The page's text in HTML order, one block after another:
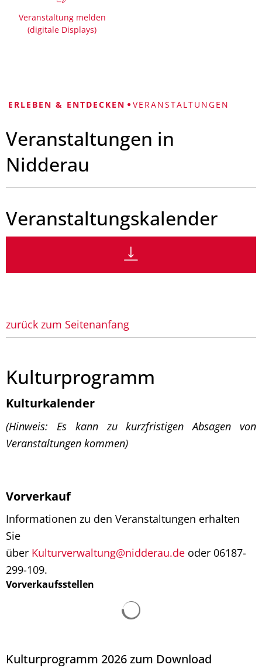
Veranstaltung melden
(digitale Displays)
ERLEBEN & ENTDECKEN VERANSTALTUNGEN
Veranstaltungen in
Nidderau
Veranstaltungskalender
zurück zum Seitenanfang
Kulturprogramm
Kulturkalender
(Hinweis: Es kann zu kurzfristigen Absagen von
Veranstaltungen kommen)
Vorverkauf
Informationen zu den Veranstaltungen erhalten
Sie
über Kulturverwaltung@nidderau.de oder 06187-
299-109.
Vorverkaufsstellen
Kulturprogramm 2026 zum Download